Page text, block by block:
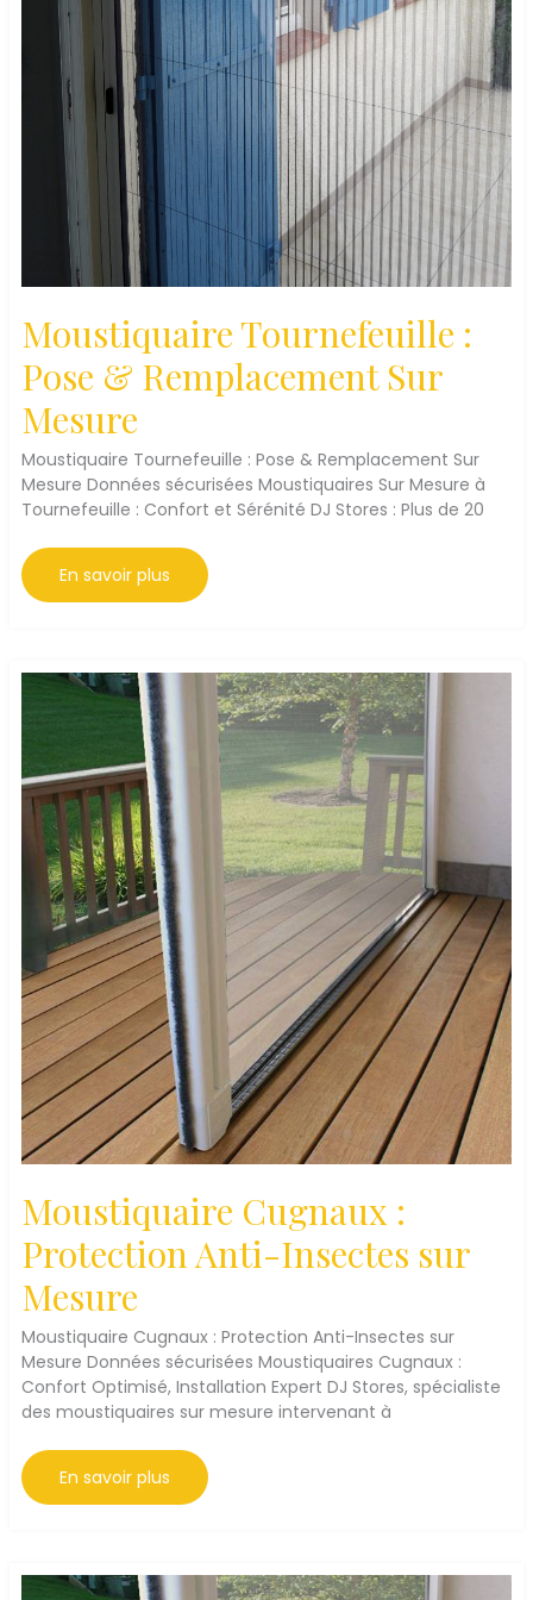
Moustiquaire Tournefeuille :
Pose & Remplacement Sur
Mesure
Moustiquaire Tournefeuille : Pose & Remplacement Sur
Mesure Données sécurisées Moustiquaires Sur Mesure à
Tournefeuille : Confort et Sérénité DJ Stores : Plus de 20
Moustiquaire
Tournefeuille
:
Sur
Mesure
En savoir plus
Moustiquaire Cugnaux :
Protection Anti-Insectes sur
Mesure
Moustiquaire Cugnaux : Protection Anti-Insectes sur
Mesure Données sécurisées Moustiquaires Cugnaux :
Confort Optimisé, Installation Expert DJ Stores, spécialiste
des moustiquaires sur mesure intervenant à
Moustiquaire
:
sur
Mesure
En savoir plus